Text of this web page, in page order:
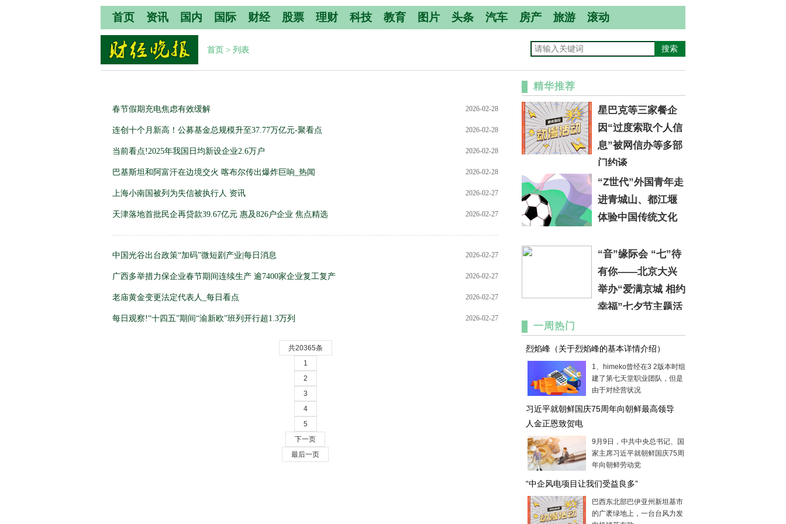
首页 资讯 国内 国际 财经 股票 理财 科技 教育 图片 头条 汽车 房产 旅游 滚动
首页> 列表
2026-02-28
春节假期充电焦虑有效缓解
2026-02-28
连创十个月新高！公募基金总规模升至37.77万亿元-聚看点
2026-02-28
当前看点!2025年我国日均新设企业2.6万户
2026-02-28
巴基斯坦和阿富汗在边境交火 喀布尔传出爆炸巨响_热闻
2026-02-27
上海小南国被列为失信被执行人 资讯
2026-02-27
天津落地首批民企再贷款39.67亿元 惠及826户企业 焦点精选
2026-02-27
中国光谷出台政策“加码”微短剧产业|每日消息
2026-02-27
广西多举措力保企业春节期间连续生产 逾7400家企业复工复产
2026-02-27
老庙黄金变更法定代表人_每日看点
2026-02-27
每日观察!“十四五”期间“渝新欧”班列开行超1.3万列
共20365条
1
2
3
4
5
下一页
最后一页
精华推荐
星巴克等三家餐企
因“过度索取个人信
息”被网信办等多部
门约谈
“Z世代”外国青年走
进青城山、都江堰
体验中国传统文化
“音”缘际会 “七”待
有你——北京大兴
举办“爱满京城 相约
幸福”七夕节主题活
一周热门
烈焰峰（关于烈焰峰的基本详情介绍）
1、himeko曾经在3 2版本时组
建了第七天堂职业团队，但是
由于对经营状况
习近平就朝鲜国庆75周年向朝鲜最高领导
人金正恩致贺电
9月9日，中共中央总书记、国
家主席习近平就朝鲜国庆75周
年向朝鲜劳动党
“中企风电项目让我们受益良多”
巴西东北部巴伊亚州新坦基市
的广袤绿地上，一台台风力发